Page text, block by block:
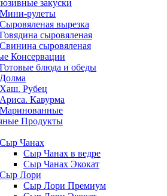
закуски
Мини-рулеты
Сыровяленая вырезка
Говядина сыровяленая
Свинина сыровяленая
Консервации
Готовые блюда и обеды
Долма
Хаш. Рубец
Ариса. Кавурма
Маринованные
Продукты
Сыр Чанах
Сыр Чанах в ведре
Сыр Чанах Экокат
Сыр Лори
Сыр Лори Премиум